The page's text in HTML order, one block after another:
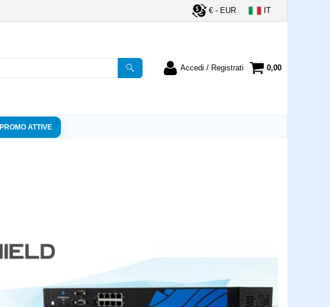
€ - EUR IT
Accedi / Registrati
nome utente e la password e poi
clicca sul pulsante "Accedi"
0,00
PROMO ATTIVE